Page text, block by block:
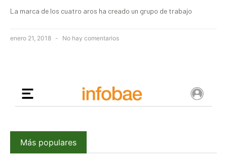
La marca de los cuatro aros ha creado un grupo de trabajo
enero 21, 2018 No hay comentarios
Más populares